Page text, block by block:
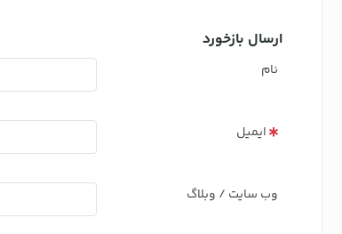
ارسال بازخورد
نام
ایمیل
وب سایت / وبلاگ